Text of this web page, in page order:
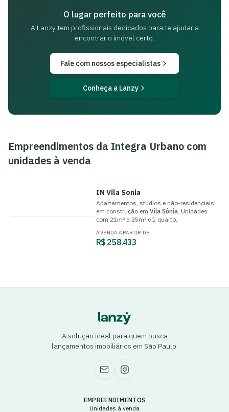
O lugar perfeito para você
A Lanzy tem profissionais dedicados parate ajudar a
encontrar o imóvel certo.
Fale com nossos especialistas
Conheça a Lanzy
Empreendimentos da Integra Urbano com
unidades à venda
IN Vila Sonia
Apartamentos, studios e não-residenciais
em construçãoem Vila Sônia. Unidades
com 21m² a 25m²e 1 quarto.
À VENDA A PARTIR DE
R$ 258.433
A solução ideal para quem busca
lançamentos imobiliários em São Paulo.
EMPREENDIMENTOS
Unidades à venda